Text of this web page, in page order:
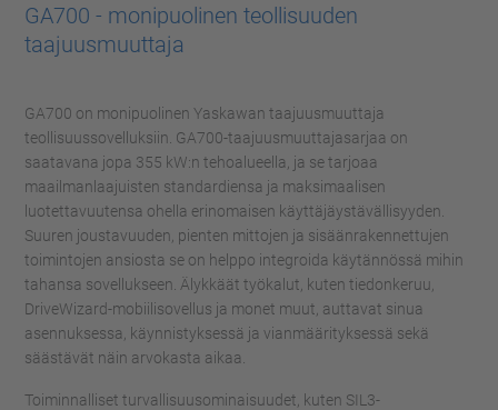
GA700 - monipuolinen teollisuuden
taajuusmuuttaja
GA700 on monipuolinen Yaskawan taajuusmuuttaja
teollisuussovelluksiin. GA700-taajuusmuuttajasarjaa on
saatavana jopa 355 kW:n tehoalueella, ja se tarjoaa
maailmanlaajuisten standardiensa ja maksimaalisen
luotettavuutensa ohella erinomaisen käyttäjäystävällisyyden.
Suuren joustavuuden, pienten mittojen ja sisäänrakennettujen
toimintojen ansiosta se on helppo integroida käytännössä mihin
tahansa sovellukseen. Älykkäät työkalut, kuten tiedonkeruu,
DriveWizard-mobiilisovellus ja monet muut, auttavat sinua
asennuksessa, käynnistyksessä ja vianmäärityksessä sekä
säästävät näin arvokasta aikaa.
Toiminnalliset turvallisuusominaisuudet, kuten SIL3-